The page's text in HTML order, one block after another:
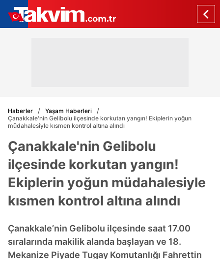
Haberler
Yaşam Haberleri
Çanakkale'nin Gelibolu ilçesinde korkutan yangın! Ekiplerin yoğun
müdahalesiyle kısmen kontrol altına alındı
Çanakkale'nin Gelibolu
ilçesinde korkutan yangın!
Ekiplerin yoğun müdahalesiyle
kısmen kontrol altına alındı
Çanakkale’nin Gelibolu ilçesinde saat 17.00
sıralarında makilik alanda başlayan ve 18.
Mekanize Piyade Tugay Komutanlığı Fahrettin